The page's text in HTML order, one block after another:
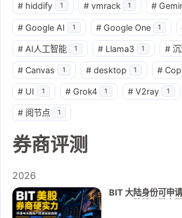
# hiddify 1 # vmrack 1 #
# Google AI 1 # Google One 1
# AI人工智能 1 # Llama3 1 #
# Canvas 1 # desktop 1 #
# UI 1 # Grok4 1 # V2ray 1
# 阅节点 1
券商评测
2026
BIT 大陆身份可申